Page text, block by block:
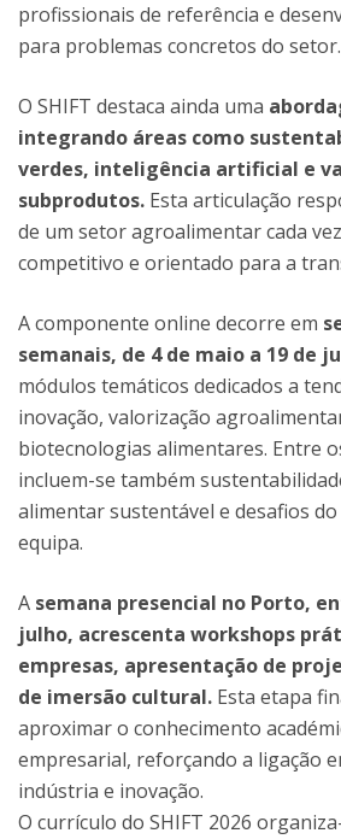
profissionais de referência e
para problemas concretos do setor.
O SHIFT destaca ainda uma
integrando áreas como
verdes, inteligência artificial e
subprodutos. Esta articulação
de um setor agroalimentar cada
competitivo e orientado para a
A componente online decorre em
semanais, de 4 de maio a 19 de
módulos temáticos dedicados a
inovação, valorização
biotecnologias alimentares. Entre
incluem-se também
alimentar sustentável e desafios
equipa.
A semana presencial no Porto,
julho, acrescenta workshops
empresas, apresentação de
de imersão cultural. Esta etapa
aproximar o conhecimento
empresarial, reforçando a ligação
indústria e inovação.
O currículo do SHIFT 2026